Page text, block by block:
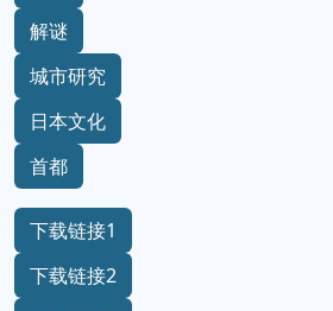
解谜
城市研究
日本文化
首都
下载链接1
下载链接2